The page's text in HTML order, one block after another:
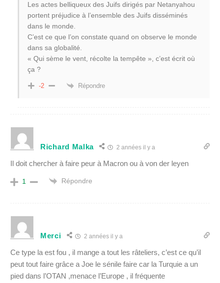
Les actes belliqueux des Juifs dirigés par Netanyahou
portent préjudice à l’ensemble des Juifs disséminés
dans le monde.
C’est ce que l’on constate quand on observe le monde
dans sa globalité.
« Qui sème le vent, récolte la tempête », c’est écrit où
ça ?
-2 Répondre
Richard Malka 2 années il y a
Il doit chercher à faire peur à Macron ou à von der leyen
1 Répondre
Merci 2 années il y a
Ce type la est fou , il mange a tout les râteliers, c’est ce qu’il
peut tout faire grâce a Joe le sénile faire car la Turquie a un
pied dans l’OTAN ,menace l’Europe , il fréquente